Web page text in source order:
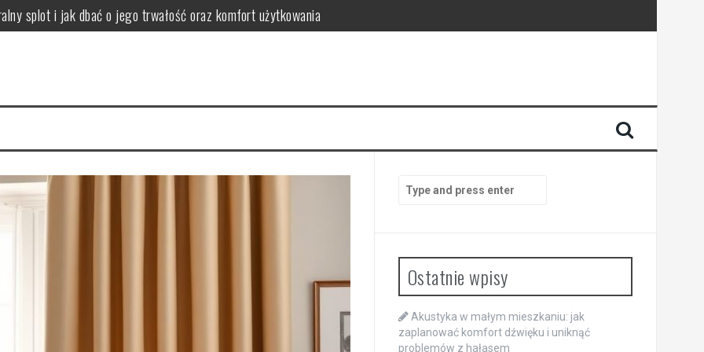
splot i jak dbać o jego trwałość oraz komfort użytkowania
i dobierać metody czyszczenia dla różnych zabrudzeń
by ograniczyć ryzyko reakcji alergicznych
wybrać rozmiar, kształt i kolor dla funkcjonalnej przestrzeni
for:
Ostatnie wpisy
Akustyka w małym mieszkaniu: jak
zaplanować komfort dźwięku i uniknąć
problemów z hałasem